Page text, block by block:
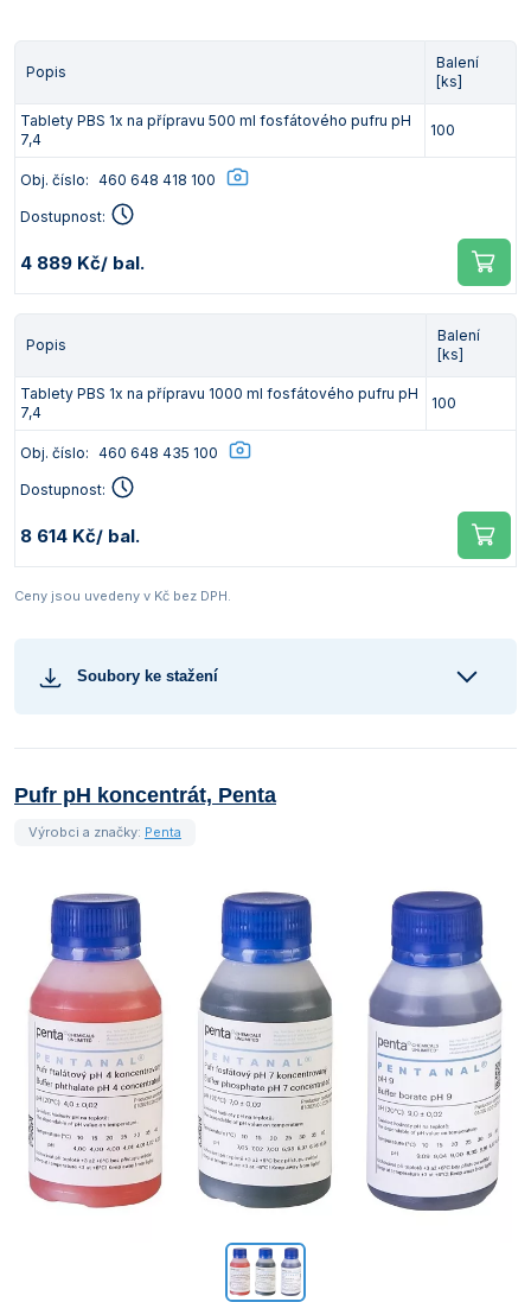
Popis
Balení
[ks]
Tablety PBS 1x na přípravu 500 ml fosfátového pufru pH
7,4
100
Obj. číslo: 460 648 418 100
Dostupnost:
4 889 Kč/ bal.
Popis
Balení
[ks]
Tablety PBS 1x na přípravu 1000 ml fosfátového pufru pH
7,4
100
Obj. číslo: 460 648 435 100
Dostupnost:
8 614 Kč/ bal.
Ceny jsou uvedeny v Kč bez DPH.
Soubory ke stažení
Pufr pH koncentrát, Penta
Výrobci a značky: Penta
Vlastnosti plastů
měření prostředí (klimatu)
Váhy
Vlhkostní analyzátory - váhy sušicí
Viskozimetry